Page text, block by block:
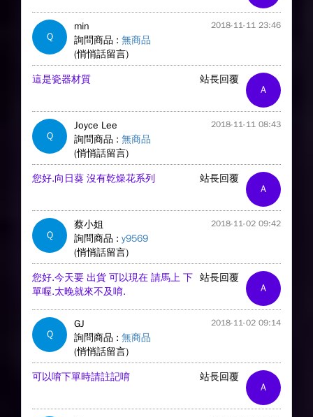
Q
min 2018-11-11 23:46
詢問商品 : 無商品
(悄悄話留言)
A
站長回覆
這是瓷器材質
Q
Joyce Lee 2018-11-11 08:43
詢問商品 : 無商品
(悄悄話留言)
A
站長回覆
您好.向日葵 沒有乾燥花系列
Q
蔡小姐 2018-11-02 09:42
詢問商品 : y9569
(悄悄話留言)
A
站長回覆
您好.今天要 出貨 可以現在 請馬上 下
單喔.太晚就來不及唷.
Q
GJ 2018-11-02 09:14
詢問商品 : 無商品
(悄悄話留言)
A
站長回覆
可以唷下單時請註記唷